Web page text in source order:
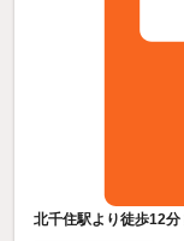
北千住駅より徒歩12